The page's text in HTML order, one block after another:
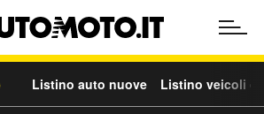
Listino auto nuove Listino veicoli